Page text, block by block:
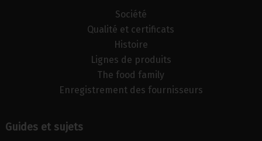
Société
Qualité et certificats
Histoire
Lignes de produits
The food family
Enregistrement des fournisseurs
Guides et sujets